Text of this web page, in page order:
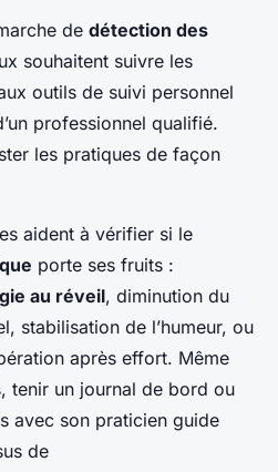
de détection des
souhaitent suivre les
outils de suivi personnel
professionnel qualifié.
les pratiques de façon
aident à vérifier si le
porte ses fruits :
au réveil, diminution du
stabilisation de l’humeur, ou
après effort. Même
tenir un journal de bord ou
avec son praticien guide
de